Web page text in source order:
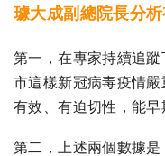
璩大成副總院長分析
第一，在專家持續追
市這樣新冠病毒疫情
有效、有迫切性，能早
第二，上述兩個數據